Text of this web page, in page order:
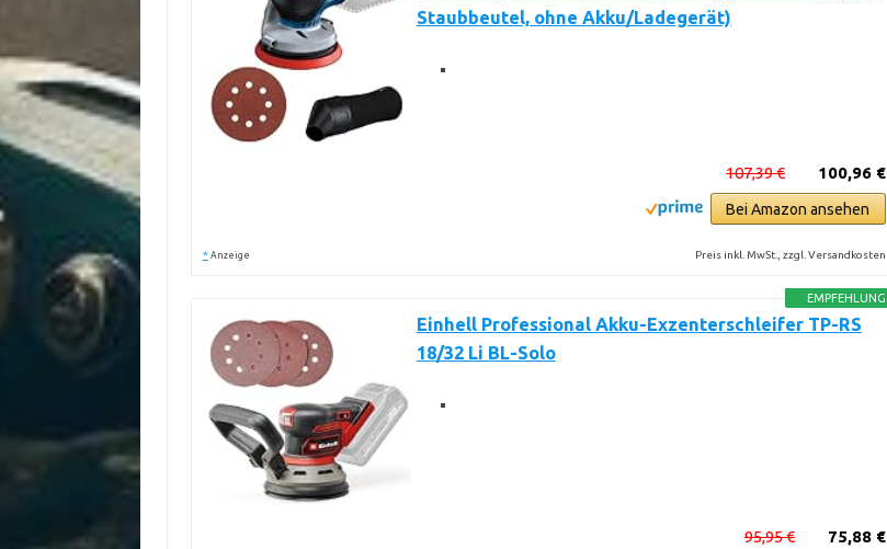
Staubbeutel, ohne Akku/Ladegerät)
100,96 €
107,39 €
Bei Amazon ansehen
* Anzeige Preis inkl. MwSt., zzgl. Versandkosten
EMPFEHLUNG
Einhell Professional Akku-Exzenterschleifer TP-RS
18/32 Li BL-Solo
75,88 €
95,95 €